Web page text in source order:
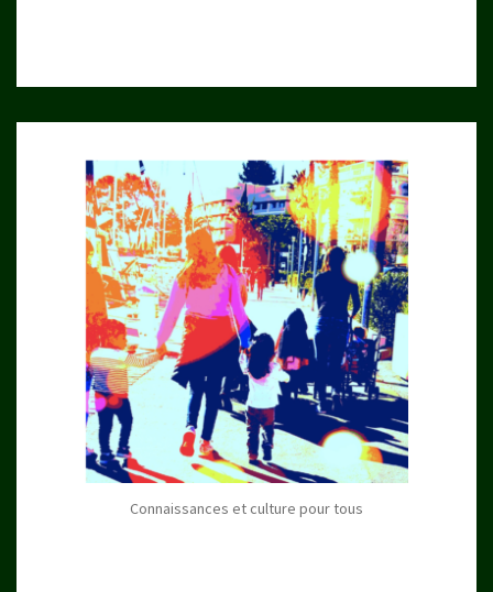
Connaissances et culture pour tous